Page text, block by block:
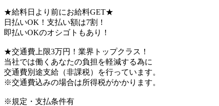
★給料日より前にお給料GET★
日払いOK！支払い額は7割！
即払いOKのオシゴトもあり！
★交通費上限3万円！業界トップクラス！
当社では働くあなたの負担を軽減する為に
交通費別途支給（非課税）を行っています。
※交通費込みの場合は所得税がかかります。
※規定・支払条件有